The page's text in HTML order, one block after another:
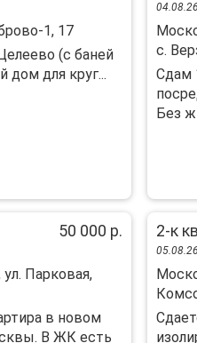
1, 17
(с баней
дом для круг...
с.
Сдам
Без
50 000 р.
Парковая,
в новом
В ЖК есть
2-к